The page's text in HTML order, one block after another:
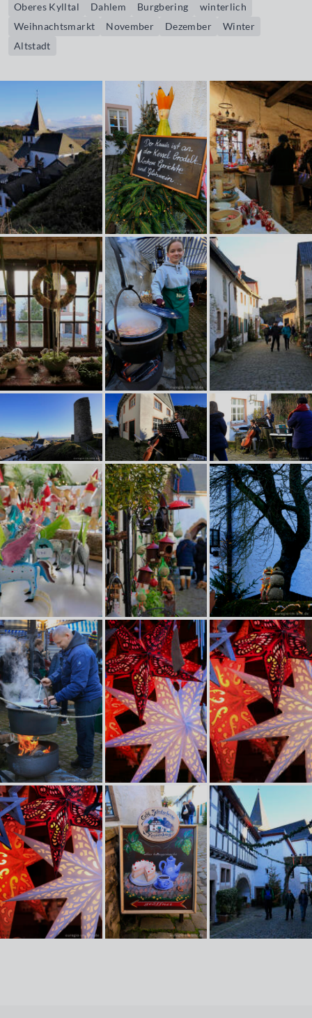
Oberes Kylltal
Dahlem Burgbering
winterlich
Weihnachtsmarkt
November Dezember
Winter
Altstadt